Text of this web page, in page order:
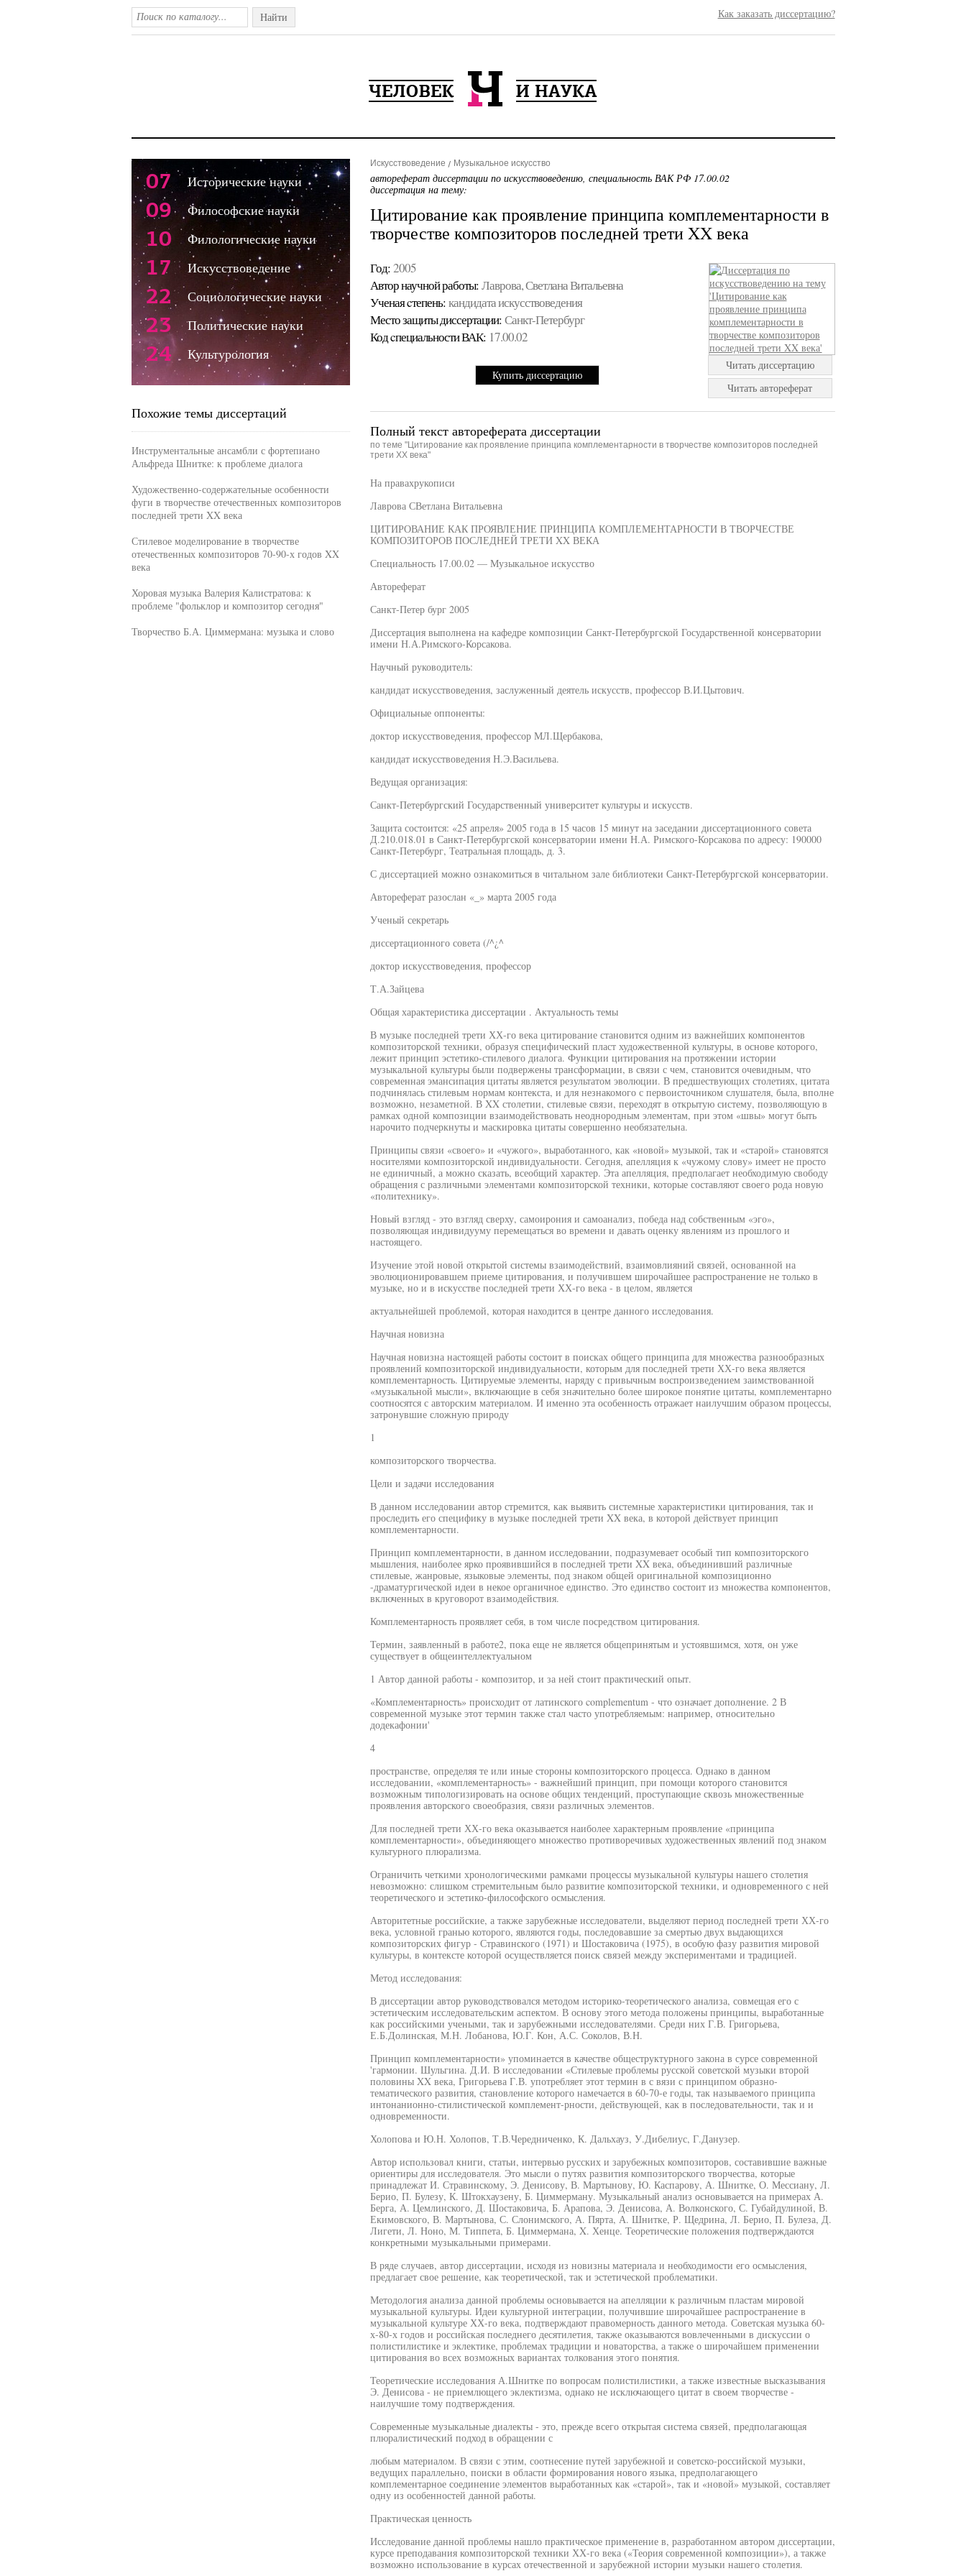
Найти Как заказать диссертацию?
Искусствоведение Музыкальное искусство
автореферат диссертации по искусствоведению, специальность ВАК РФ 17.00.02
диссертация на тему:
Цитирование как проявление принципа комплементарности в
творчестве композиторов последней трети XX века
Год: 2005
Автор научной работы: Лаврова, Светлана Витальевна
Ученая cтепень: кандидата искусствоведения
Место защиты диссертации: Санкт-Петербург
Код cпециальности ВАК: 17.00.02
Купить диссертацию
Читать диссертацию
Читать автореферат
Полный текст автореферата диссертации
по теме "Цитирование как проявление принципа комплементарности в творчестве композиторов последней
трети XX века"
На правахрукописи
Лаврова СВетлана Витальевна
ЦИТИРОВАНИЕ КАК ПРОЯВЛЕНИЕ ПРИНЦИПА КОМПЛЕМЕНТАРНОСТИ В ТВОРЧЕСТВЕ
КОМПОЗИТОРОВ ПОСЛЕДНЕЙ ТРЕТИ XX ВЕКА
Специальность 17.00.02 — Музыкальное искусство
Автореферат
Санкт-Петер бург 2005
Диссертация выполнена на кафедре композиции Санкт-Петербургской Государственной консерватории
имени Н.А.Римского-Корсакова.
Научный руководитель:
кандидат искусствоведения, заслуженный деятель искусств, профессор В.И.Цытович.
Официальные оппоненты:
доктор искусствоведения, профессор МЛ.Щербакова,
кандидат искусствоведения Н.Э.Васильева.
Ведущая организация:
Санкт-Петербургский Государственный университет культуры и искусств.
Защита состоится: «25 апреля» 2005 года в 15 часов 15 минут на заседании диссертационного совета
Д.210.018.01 в Санкт-Петербургской консерватории имени Н.А. Римского-Корсакова по адресу: 190000
Санкт-Петербург, Театральная площадь, д. 3.
С диссертацией можно ознакомиться в читальном зале библиотеки Санкт-Петербургской консерватории.
Автореферат разослан «_» марта 2005 года
Ученый секретарь
диссертационного совета (/^¿^
доктор искусствоведения, профессор
Т.А.Зайцева
Общая характеристика диссертации . Актуальность темы
В музыке последней трети ХХ-го века цитирование становится одним из важнейших компонентов
композиторской техники, образуя специфический пласт художественной культуры, в основе которого,
лежит принцип эстетико-стилевого диалога. Функции цитирования на протяжении истории
музыкальной культуры были подвержены трансформации, в связи с чем, становится очевидным, что
современная эмансипация цитаты является результатом эволюции. В предшествующих столетиях, цитата
подчинялась стилевым нормам контекста, и для незнакомого с первоисточником слушателя, была, вполне
возможно, незаметной. В XX столетии, стилевые связи, переходят в открытую систему, позволяющую в
рамках одной композиции взаимодействовать неоднородным элементам, при этом «швы» могут быть
нарочито подчеркнуты и маскировка цитаты совершенно необязательна.
Принципы связи «своего» и «чужого», выработанного, как «новой» музыкой, так и «старой» становятся
носителями композиторской индивидуальности. Сегодня, апелляция к «чужому слову» имеет не просто
не единичный, а можно сказать, всеобщий характер. Эта апелляция, предполагает необходимую свободу
обращения с различными элементами композиторской техники, которые составляют своего рода новую
«политехнику».
Новый взгляд - это взгляд сверху, самоирония и самоанализ, победа над собственным «эго»,
позволяющая индивидууму перемещаться во времени и давать оценку явлениям из прошлого и
настоящего.
Изучение этой новой открытой системы взаимодействий, взаимовлияний связей, основанной на
эволюционировавшем приеме цитирования, и получившем широчайшее распространение не только в
музыке, но и в искусстве последней трети ХХ-го века - в целом, является
актуальнейшей проблемой, которая находится в центре данного исследования.
Научная новизна
Научная новизна настоящей работы состоит в поисках общего принципа для множества разнообразных
проявлений композиторской индивидуальности, которым для последней трети ХХ-го века является
комплементарность. Цитируемые элементы, наряду с привычным воспроизведением заимствованной
«музыкальной мысли», включающие в себя значительно более широкое понятие цитаты, комплементарно
соотносятся с авторским материалом. И именно эта особенность отражает наилучшим образом процессы,
затронувшие сложную природу
1
композиторского творчества.
Цели и задачи исследования
В данном исследовании автор стремится, как выявить системные характеристики цитирования, так и
проследить его специфику в музыке последней трети XX века, в которой действует принцип
комплементарности.
Принцип комплементарности, в данном исследовании, подразумевает особый тип композиторского
мышления, наиболее ярко проявившийся в последней трети XX века, объединивший различные
стилевые, жанровые, языковые элементы, под знаком общей оригинальной композиционно
-драматургической идеи в некое органичное единство. Это единство состоит из множества компонентов,
включенных в круговорот взаимодействия.
Комплементарность проявляет себя, в том числе посредством цитирования.
Термин, заявленный в работе2, пока еще не является общепринятым и устоявшимся, хотя, он уже
существует в общеинтеллектуальном
1 Автор данной работы - композитор, и за ней стоит практический опыт.
«Комплементарность» происходит от латинского complementum - что означает дополнение. 2 В
современной музыке этот термин также стал часто употребляемым: например, относительно
додекафонии'
4
пространстве, определяя те или иные стороны композиторского процесса. Однако в данном
исследовании, «комплементарность» - важнейший принцип, при помощи которого становится
возможным типологизировать на основе общих тенденций, проступающие сквозь множественные
проявления авторского своеобразия, связи различных элементов.
Для последней трети ХХ-го века оказывается наиболее характерным проявление «принципа
комплементарности», объединяющего множество противоречивых художественных явлений под знаком
культурного плюрализма.
Ограничить четкими хронологическими рамками процессы музыкальной культуры нашего столетия
невозможно: слишком стремительным было развитие композиторской техники, и одновременного с ней
теоретического и эстетико-философского осмысления.
Авторитетные российские, а также зарубежные исследователи, выделяют период последней трети ХХ-го
века, условной гранью которого, являются годы, последовавшие за смертью двух выдающихся
композиторских фигур - Стравинского (1971) и Шостаковича (1975), в особую фазу развития мировой
культуры, в контексте которой осуществляется поиск связей между экспериментами и традицией.
Метод исследования:
В диссертации автор руководствовался методом историко-теоретического анализа, совмещая его с
эстетическим исследовательским аспектом. В основу этого метода положены принципы, выработанные
как российскими учеными, так и зарубежными исследователями. Среди них Г.В. Григорьева,
Е.Б.Долинская, М.Н. Лобанова, Ю.Г. Кон, А.С. Соколов, В.Н.
Принцип комплементарности» упоминается в качестве общеструктурного закона в сурсе современной
'гармонии. Шульгина. Д.И. В исследовании «Стилевые проблемы русской советской музыки второй
половины XX века, Григорьева Г.В. употребляет этот термин в с вязи с принципом образно-
тематического развития, становление которого намечается в 60-70-е годы, так называемого принципа
интонанионно-стилистической комплемент-рности, действующей, как в последовательности, так и и
одновременности.
Холопова и Ю.Н. Холопов, Т.В.Чередниченко, К. Дальхауз, У.Дибелиус, Г.Данузер.
Автор использовал книги, статьи, интервью русских и зарубежных композиторов, составившие важные
ориентиры для исследователя. Это мысли о путях развития композиторского творчества, которые
принадлежат И. Стравинскому, Э. Денисову, В. Мартынову, Ю. Каспарову, А. Шнитке, О. Мессиану, Л.
Берио, П. Булезу, К. Штокхаузену, Б. Циммерману. Музыкальный анализ основывается на примерах А.
Берга, А. Цемлинского, Д. Шостаковича, Б. Арапова, Э. Денисова, А. Волконского, С. Губайдулиной, В.
Екимовского, В. Мартынова, С. Слонимского, А. Пярта, А. Шнитке, Р. Щедрина, Л. Берио, П. Булеза, Д.
Лигети, Л. Ноно, М. Типпета, Б. Циммермана, X. Хенце. Теоретические положения подтверждаются
конкретными музыкальными примерами.
В ряде случаев, автор диссертации, исходя из новизны материала и необходимости его осмысления,
предлагает свое решение, как теоретической, так и эстетической проблематики.
Методология анализа данной проблемы основывается на апелляции к различным пластам мировой
музыкальной культуры. Идеи культурной интеграции, получившие широчайшее распространение в
музыкальной культуре ХХ-го века, подтверждают правомерность данного метода. Советская музыка 60-
х-80-х годов и российская последнего десятилетия, также оказываются вовлеченными в дискуссии о
полистилистике и эклектике, проблемах традиции и новаторства, а также о широчайшем применении
цитирования во всех возможных вариантах толкования этого понятия.
Теоретические исследования А.Шнитке по вопросам полистилистики, а также известные высказывания
Э. Денисова - не приемлющего эклектизма, однако не исключающего цитат в своем творчестве -
наилучшие тому подтверждения.
Современные музыкальные диалекты - это, прежде всего открытая система связей, предполагающая
плюралистический подход в обращении с
любым материалом. В связи с этим, соотнесение путей зарубежной и советско-российской музыки,
ведущих параллельно, поиски в области формирования нового языка, предполагающего
комплементарное соединение элементов выработанных как «старой», так и «новой» музыкой, составляет
одну из особенностей данной работы.
Практическая ценность
Исследование данной проблемы нашло практическое применение в, разработанном автором диссертации,
курсе преподавания композиторской техники ХХ-го века («Теория современной композиции»), а также
возможно использование в курсах отечественной и зарубежной истории музыки нашего столетия.
07 Исторические науки
09 Философские науки
10 Филологические науки
17 Искусствоведение
22 Социологические науки
23 Политические науки
24 Культурология
Похожие темы диссертаций
Инструментальные ансамбли с фортепиано
Альфреда Шнитке: к проблеме диалога
Художественно-содержательные особенности
фуги в творчестве отечественных композиторов
последней трети XX века
Стилевое моделирование в творчестве
отечественных композиторов 70-90-х годов XX
века
Хоровая музыка Валерия Калистратова: к
проблеме "фольклор и композитор сегодня"
Творчество Б.А. Циммермана: музыка и слово